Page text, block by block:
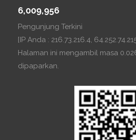
6,009,956
Pengunjung Terkini
[IP Anda : 216.73.216.4,
Halaman ini mengambil masa
dipaparkan.